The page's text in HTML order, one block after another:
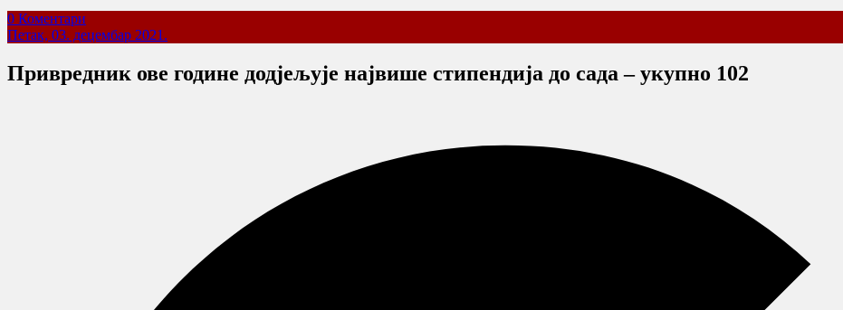
0 Коментари
Петак, 03. децембар 2021.
Привредник ове године додјељује највише стипендија до сада – укупно 102